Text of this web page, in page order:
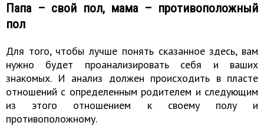
Папа – свой пол, мама – противоположный
пол
Для того, чтобы лучше понять сказанное здесь, вам
нужно будет проанализировать себя и ваших
знакомых. И анализ должен происходить в пласте
отношений с определенным родителем и следующим
из этого отношением к своему полу и
противоположному.